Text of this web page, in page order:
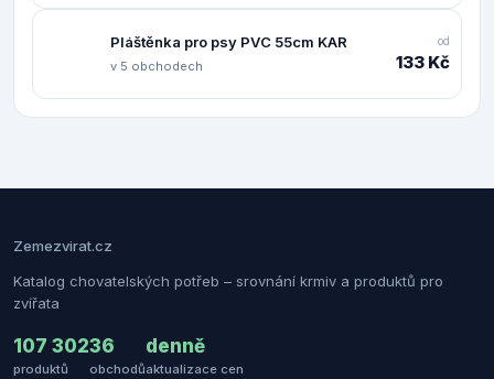
Pláštěnka pro psy PVC 55cm KAR
v 5 obchodech
od
133 Kč
Zemezvirat.cz
Katalog chovatelských potřeb – srovnání krmiv a produktů pro
zvířata
107 302
produktů
36
obchodů
denně
aktualizace cen